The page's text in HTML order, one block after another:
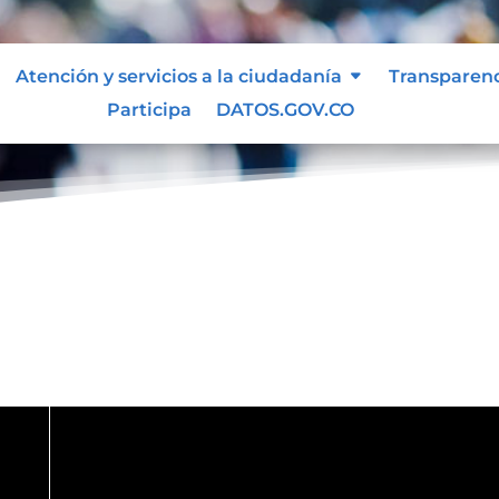
Atención y servicios a la ciudadanía
Participa
DATOS.GOV.CO